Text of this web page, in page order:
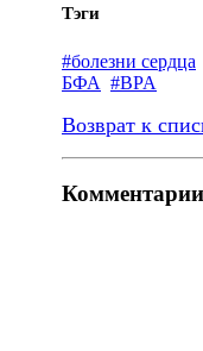
Тэги
#болезни сердца
БФА #BPA
Возврат к
Комментарии